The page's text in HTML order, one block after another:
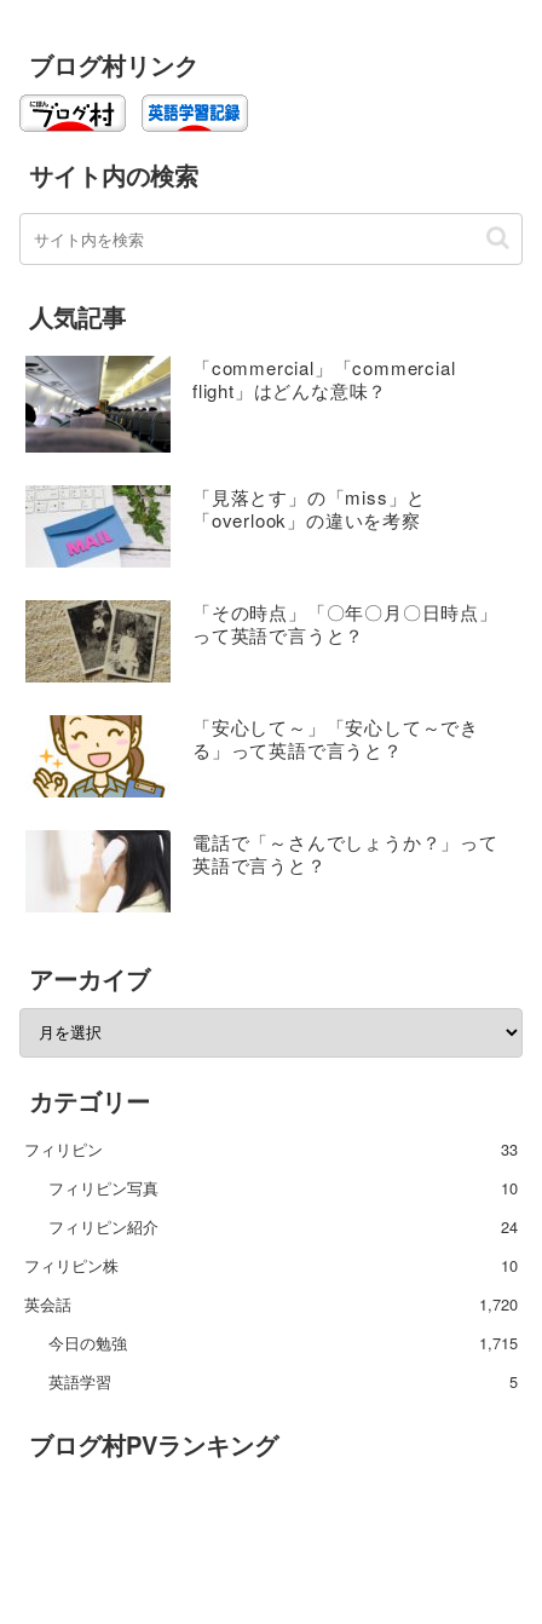
ブログ村リンク
サイト内の検索
人気記事
「commercial」「commercial
flight」はどんな意味？
「見落とす」の「miss」と
「overlook」の違いを考察
「その時点」「〇年〇月〇日時点」
って英語で言うと？
「安心して～」「安心して～でき
る」って英語で言うと？
電話で「～さんでしょうか？」って
英語で言うと？
アーカイブ
カテゴリー
フィリピン
33
フィリピン写真
10
フィリピン紹介
24
フィリピン株
10
英会話
1,720
今日の勉強
1,715
英語学習
5
ブログ村PVランキング